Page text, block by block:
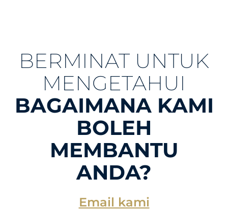
BERMINAT UNTUK
MENGETAHUI
BAGAIMANA KAMI
BOLEH
MEMBANTU
ANDA?
Email kami